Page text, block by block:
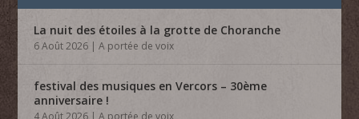
La nuit des étoiles à la grotte de Choranche
6 Août 2026 |A portée de voix
festival des musiques en Vercors – 30ème
anniversaire !
4 Août 2026 |A portée de voix